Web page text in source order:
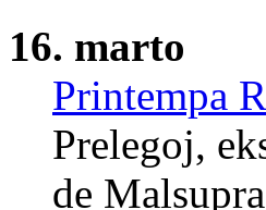
16. marto
Printempa
Prelegoj,
de